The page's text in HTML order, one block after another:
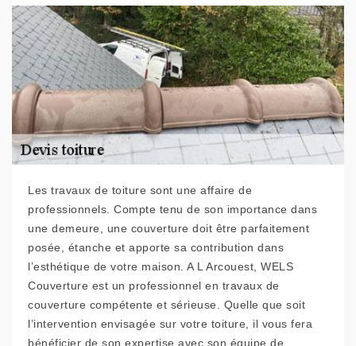
Les travaux de toiture sont une affaire de
professionnels. Compte tenu de son importance dans
une demeure, une couverture doit être parfaitement
posée, étanche et apporte sa contribution dans
l’esthétique de votre maison. A L Arcouest, WELS
Couverture est un professionnel en travaux de
couverture compétente et sérieuse. Quelle que soit
l’intervention envisagée sur votre toiture, il vous fera
bénéficier de son expertise avec son équipe de